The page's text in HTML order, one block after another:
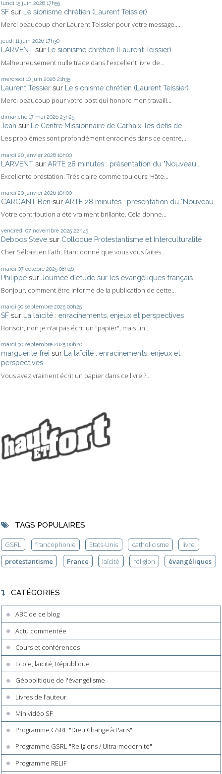
lundi 15 juin 2026 17h55
SF sur Le sionisme chrétien (Laurent Teissier)
Merci beaucoup cher Laurent Teissier pour votre message....
jeudi 11 juin 2026 17h30
LARVENT sur Le sionisme chrétien (Laurent Teissier)
Malheureusement nulle trace dans l'excellent livre de...
mercredi 10 juin 2026 21h35
Laurent Tessier sur Le sionisme chrétien (Laurent Teissier)
Merci beaucoup pour votre post qui honore mon travail!...
dimanche 17 mai 2026 23h25
Jean sur Le Centre Missionnaire de Carhaix, les défis de...
Les problèmes sont profondément enracinés dans ce centre,...
mardi 20 janvier 2026 10h00
LARVENT sur ARTE 28 minutes : présentation du "Nouveau...
Excellente prestation. Très claire comme toujours. Hâte...
mardi 20 janvier 2026 10h00
CARGANT Ben sur ARTE 28 minutes : présentation du "Nouveau...
Votre contribution a été vraiment brillante. Cela donne...
vendredi 07 novembre 2025 22h45
Deboos Steve sur Colloque Protestantisme et Interculturalité
Cher Sébastien Fath, Étant donné que vous vous faites...
mardi 07 octobre 2025 08h46
Philippe sur Journée d'étude sur les évangéliques français...
Bonjour, comment être informé de la publication de cette...
mardi 30 septembre 2025 00h25
SF sur La laïcité : enracinements, enjeux et perspectives
Bonsoir, non je n'ai pas écrit un "papier", mais un...
mardi 30 septembre 2025 00h20
marguerite frei sur La laïcité : enracinements, enjeux et
perspectives
Vous avez vraiment écrit un papier dans ce livre ?...
TAGS POPULAIRES
GSRL francophonie Etats-Unis catholicisme
livre
protestantisme
France laïcité religion évangéliques
CATÉGORIES
ABC de ce blog
Actu commentée
Cours et conférences
Ecole, laïcité, République
Géopolitique de l'évangélisme
Livres de l'auteur
Minividéo SF
Programme GSRL "Dieu Change à Paris"
Programme GSRL "Religions / Ultra-modernité"
Programme RELIF